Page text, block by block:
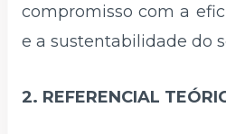
compromisso com a
e a sustentabilidade do
2. REFERENCIAL